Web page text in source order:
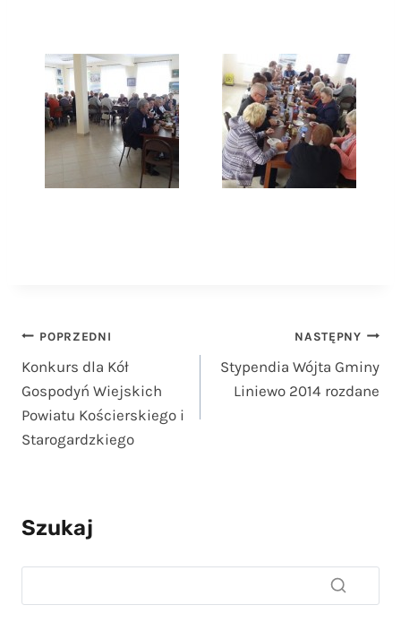
Nawigacja
wpisu
POPRZEDNI
Konkurs dla Kół
Gospodyń Wiejskich
Powiatu Kościerskiego i
Starogardzkiego
NASTĘPNY
Stypendia Wójta Gminy
Liniewo 2014 rozdane
Szukaj